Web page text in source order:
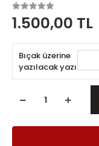
1.500,00 TL
Bıçak üzerine
yazılacak yazı